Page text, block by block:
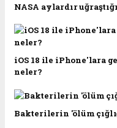
NASA aylardır
iOS 18 ile iPhone'lara
neler?
Bakterilerin 'ölüm